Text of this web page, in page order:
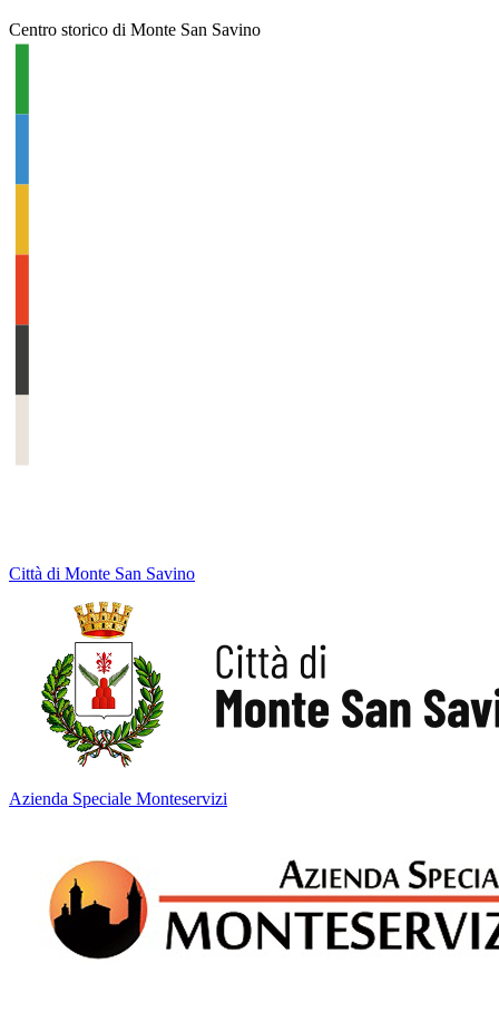
Centro storico di Monte San Savino
Città di Monte San Savino
Azienda Speciale Monteservizi